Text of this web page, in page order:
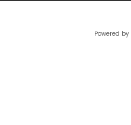
Powered by